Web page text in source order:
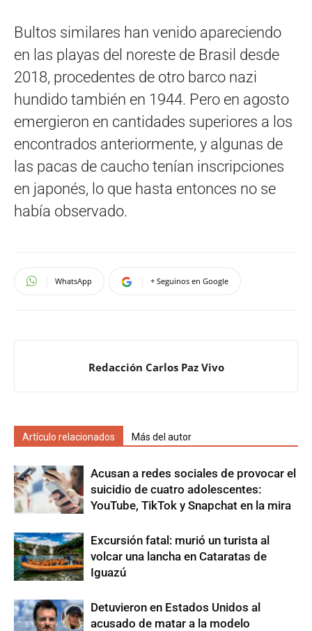
Bultos similares han venido apareciendo
en las playas del noreste de Brasil desde
2018, procedentes de otro barco nazi
hundido también en 1944. Pero en agosto
emergieron en cantidades superiores a los
encontrados anteriormente, y algunas de
las pacas de caucho tenían inscripciones
en japonés, lo que hasta entonces no se
había observado.
WhatsApp + Seguinos en Google
Redacción Carlos Paz Vivo
Artículo relacionados Más del autor
Acusan a redes sociales de provocar el
suicidio de cuatro adolescentes:
YouTube, TikTok y Snapchat en la mira
Excursión fatal: murió un turista al
volcar una lancha en Cataratas de
Iguazú
Detuvieron en Estados Unidos al
acusado de matar a la modelo